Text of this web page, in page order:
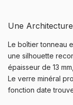
Une
Le boîtier tonneau
une silhouette
épaisseur de 13
Le verre minéral
fonction date